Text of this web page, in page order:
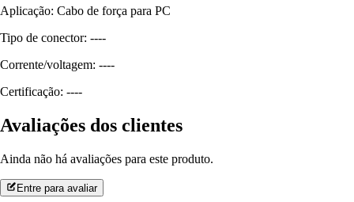
Aplicação: Cabo de força para PC
Tipo de conector: ----
Corrente/voltagem: ----
Certificação: ----
Avaliações dos clientes
Ainda não há avaliações para este produto.
Entre para avaliar